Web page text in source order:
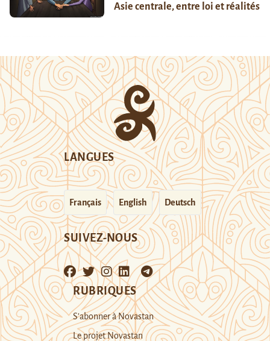
Asie centrale, entre loi et réalités
LANGUES
Français English Deutsch
SUIVEZ-NOUS
RUBRIQUES
S’abonner à Novastan
Le projet Novastan